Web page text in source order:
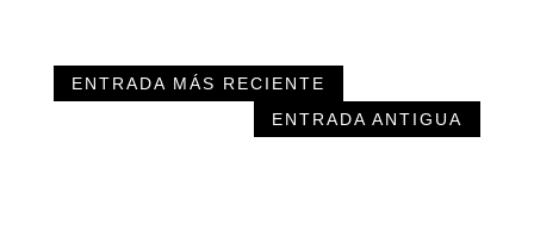
ENTRADA MÁS RECIENTE
ENTRADA ANTIGUA